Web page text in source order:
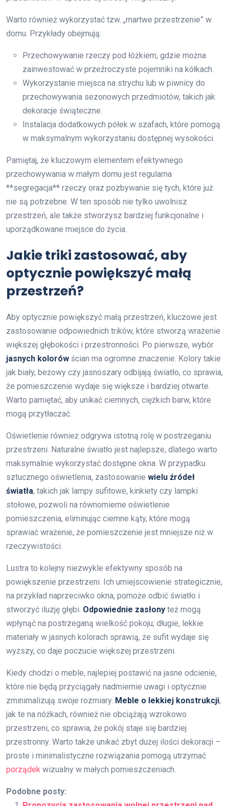
Warto również wykorzystać tzw. „martwe przestrzenie” w
domu. Przykłady obejmują:
Przechowywanie rzeczy pod łóżkiem, gdzie można
zainwestować w przeźroczyste pojemniki na kółkach.
Wykorzystanie miejsca na strychu lub w piwnicy do
przechowywania sezonowych przedmiotów, takich jak
dekoracje świąteczne.
Instalacja dodatkowych półek w szafach, które pomogą
w maksymalnym wykorzystaniu dostępnej wysokości.
Pamiętaj, że kluczowym elementem efektywnego
przechowywania w małym domu jest regularna
**segregacja** rzeczy oraz pozbywanie się tych, które już
nie są potrzebne. W ten sposób nie tylko uwolnisz
przestrzeń, ale także stworzysz bardziej funkcjonalne i
uporządkowane miejsce do życia.
Jakie triki zastosować, aby
optycznie powiększyć małą
przestrzeń?
Aby optycznie powiększyć małą przestrzeń, kluczowe jest
zastosowanie odpowiednich trików, które stworzą wrażenie
większej głębokości i przestronności. Po pierwsze, wybór
jasnych kolorów ścian ma ogromne znaczenie. Kolory takie
jak biały, beżowy czy jasnoszary odbijają światło, co sprawia,
że pomieszczenie wydaje się większe i bardziej otwarte.
Warto pamiętać, aby unikać ciemnych, ciężkich barw, które
mogą przytłaczać.
Oświetlenie również odgrywa istotną rolę w postrzeganiu
przestrzeni. Naturalne światło jest najlepsze, dlatego warto
maksymalnie wykorzystać dostępne okna. W przypadku
sztucznego oświetlenia, zastosowanie wielu źródeł
światła, takich jak lampy sufitowe, kinkiety czy lampki
stołowe, pozwoli na równomierne oświetlenie
pomieszczenia, eliminując ciemne kąty, które mogą
sprawiać wrażenie, że pomieszczenie jest mniejsze niż w
rzeczywistości.
Lustra to kolejny niezwykle efektywny sposób na
powiększenie przestrzeni. Ich umiejscowienie strategicznie,
na przykład naprzeciwko okna, pomoże odbić światło i
stworzyć iluzję głębi. Odpowiednie zasłony też mogą
wpłynąć na postrzeganą wielkość pokoju; długie, lekkie
materiały w jasnych kolorach sprawią, że sufit wydaje się
wyższy, co daje poczucie większej przestrzeni.
Kiedy chodzi o meble, najlepiej postawić na jasne odcienie,
które nie będą przyciągały nadmiernie uwagi i optycznie
zminimalizują swoje rozmiary. Meble o lekkiej konstrukcji,
jak te na nóżkach, również nie obciążają wzrokowo
przestrzeni, co sprawia, że pokój staje się bardziej
przestronny. Warto także unikać zbyt dużej ilości dekoracji –
proste i minimalistyczne rozwiązania pomogą utrzymać
porządek wizualny w małych pomieszczeniach.
Podobne posty: